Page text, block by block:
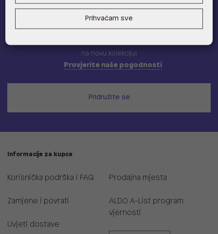
ALDO A-list
na novu kolekciju!
Provjerite naše pogodnosti
Pridružite se
Informacije za kupce
Korisnička podrška i FAQ
Zamjene i povrati
Uvjeti dostave
Prodajna mjesta
ALDO A-List program
vjernosti
Prihvaćam sve